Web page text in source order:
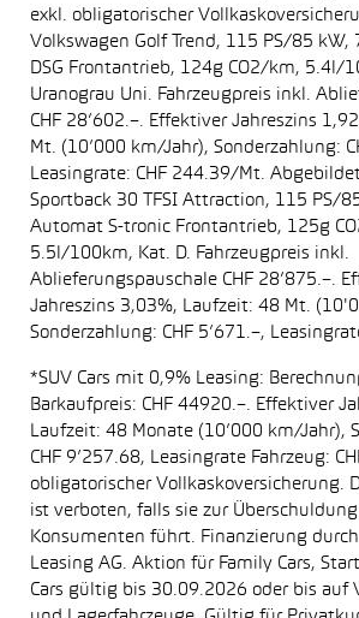
exkl. obligatorischer
Volkswagen Golf Trend, 115 PS/85 kW,
DSG Frontantrieb, 124g CO2/km, 5.4l/
Uranograu Uni. Fahrzeugpreis inkl.
CHF 28’602.–. Effektiver Jahreszins
Mt. (10’000 km/Jahr), Sonderzahlung:
Leasingrate: CHF 244.39/Mt.
Sportback 30 TFSI Attraction, 115 PS/
Automat S-tronic Frontantrieb, 125g
5.5l/100km, Kat. D. Fahrzeugpreis inkl.
Ablieferungspauschale CHF 28’875.–.
Jahreszins 3,03%, Laufzeit: 48 Mt.
Sonderzahlung: CHF 5’671.–,
*SUV Cars mit 0,9% Leasing:
Barkaufpreis: CHF 44920.–. Effektiver
Laufzeit: 48 Monate (10’000 km/Jahr),
CHF 9’257.68, Leasingrate Fahrzeug:
obligatorischer Vollkaskoversicherung.
ist verboten, falls sie zur Überschuldung
Konsumenten führt. Finanzierung
Leasing AG. Aktion für Family Cars,
Cars gültig bis 30.09.2026 oder bis auf